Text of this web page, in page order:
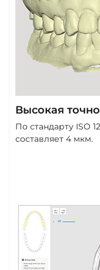
Высокая
По стандарту ISO
составляет 4 мкм.